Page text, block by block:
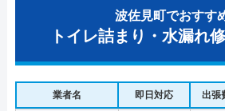
波佐見町でおすす
トイレ詰まり・水漏れ
業者名 即日対応 出張